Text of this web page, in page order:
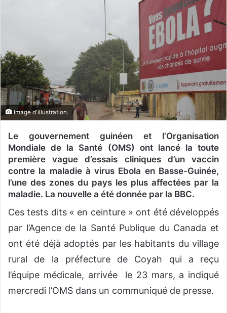
u
n
c
o
l
Image d'illustration.
Le gouvernement guinéen et l’Organisation
Mondiale de la Santé (OMS) ont lancé la toute
première vague d’essais cliniques d’un vaccin
contre la maladie à virus Ebola en Basse-Guinée,
l’une des zones du pays les plus affectées par la
maladie. La nouvelle a été donnée par la BBC.
Ces tests dits « en ceinture » ont été développés
par l’Agence de la Santé Publique du Canada et
ont été déjà adoptés par les habitants du village
rural de la préfecture de Coyah qui a reçu
l’équipe médicale, arrivée le 23 mars, a indiqué
mercredi l’OMS dans un communiqué de presse.